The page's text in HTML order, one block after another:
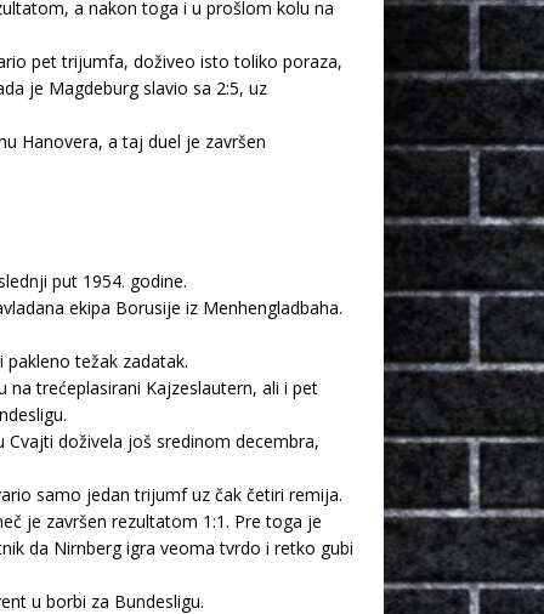
a nakon toga i u prošlom kolu na
pet trijumfa, doživeo isto toliko poraza,
je Magdeburg slavio sa 2:5, uz
Hanovera, a taj duel je završen
put 1954. godine.
ekipa Borusije iz Menhengladbaha.
težak zadatak.
trećeplasirani Kajzeslautern, ali i pet
doživela još sredinom decembra,
samo jedan trijumf uz čak četiri remija.
je završen rezultatom 1:1. Pre toga je
da Nirnberg igra veoma tvrdo i retko gubi
u borbi za Bundesligu.